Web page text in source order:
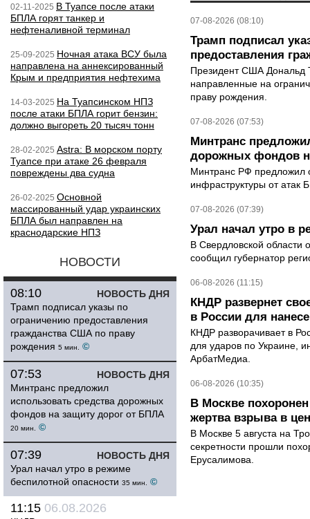
02-11-2025 В Туапсе после атаки
БПЛА горят танкер и
нефтеналивной терминал
25-09-2025 Ночная атака ВСУ была
направлена на аннексированный
Крым и предприятия нефтехима
14-03-2025 На Туапсинском НПЗ
после атаки БПЛА горит бензин:
должно выгореть 20 тысяч тонн
28-02-2025 Astra: В морском порту
Туапсе при атаке 26 февраля
повреждены два судна
26-02-2025 Основной
массированный удар украинских
БПЛА был направлен на
краснодарские НПЗ
НОВОСТИ
НОВОСТЬ ДНЯ
08:10
Трамп подписал указы по
ограничению предоставления
гражданства США по праву
рождения 5 мин. ©
НОВОСТЬ ДНЯ
07:53
Минтранс предложил
использовать средства дорожных
фондов на защиту дорог от БПЛА
20 мин. ©
НОВОСТЬ ДНЯ
07:39
Урал начал утро в режиме
беспилотной опасности 35 мин. ©
11:15 06.08.2026
07-08-2026 (08:10)
Трамп подписал
предоставления
Президент США Дональд
направленные на
праву рождения.
07-08-2026 (07:53)
Минтранс
дорожных фондов
Минтранс РФ предложил
инфраструктуры от атак
07-08-2026 (07:39)
Урал начал утро в
В Свердловской области
сообщил губернатор
06-08-2026 (11:15)
КНДР развернет
в России для
КНДР разворачивает в
для ударов по Украине,
АрбатМедиа.
06-08-2026 (10:35)
В Москве
жертва взрыва в
В Москве 5 августа на
секретности прошли
Ерусалимова.